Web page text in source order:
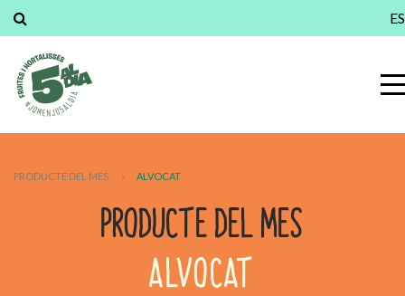
ES
PRODUCTE DEL MES › ALVOCAT
PRODUCTE DEL MES
ALVOCAT